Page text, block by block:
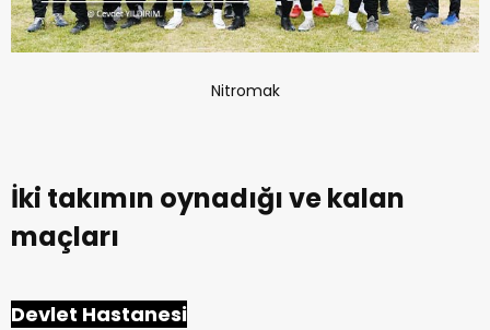
Nitromak
İki takımın oynadığı ve kalan
maçları
Devlet Hastanesi